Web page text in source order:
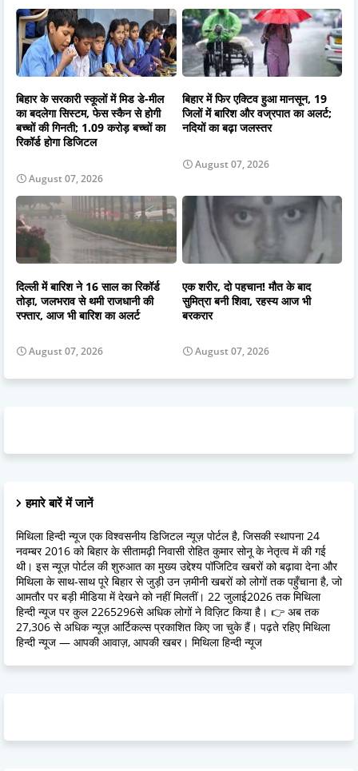
बिहार के सरकारी स्कूलों में मिड डे-मील
का बदलेगा सिस्टम, फेस स्कैन से होगी
बच्चों की गिनती; 1.09 करोड़ बच्चों का
रिकॉर्ड होगा डिजिटल
August 07, 2026
बिहार में फिर एक्टिव हुआ मानसून, 19
जिलों में बारिश और वज्रपात का अलर्ट;
नदियों का बढ़ा जलस्तर
August 07, 2026
दिल्ली में बारिश ने 16 साल का रिकॉर्ड
तोड़ा, जलभराव से थमी राजधानी की
रफ्तार, आज भी बारिश का अलर्ट
August 07, 2026
एक शरीर, दो पहचान! मौत के बाद
सुमित्रा बनी शिवा, रहस्य आज भी
बरकरार
August 07, 2026
हमारे बारें में जानें
मिथिला हिन्दी न्यूज एक विश्वसनीय डिजिटल न्यूज़ पोर्टल है, जिसकी स्थापना 24
नवम्बर 2016 को बिहार के सीतामढ़ी निवासी रोहित कुमार सोनू के नेतृत्व में की गई
थी। इस न्यूज़ पोर्टल की शुरुआत का मुख्य उद्देश्य पॉजिटिव खबरों को बढ़ावा देना और
मिथिला के साथ-साथ पूरे बिहार से जुड़ी उन ज़मीनी खबरों को लोगों तक पहुँचाना है, जो
आमतौर पर बड़ी मीडिया में देखने को नहीं मिलतीं। 22 जुलाई2026 तक मिथिला
हिन्दी न्यूज पर कुल 2265296से अधिक लोगों ने विज़िट किया है। 👉 अब तक
27,306 से अधिक न्यूज़ आर्टिकल्स प्रकाशित किए जा चुके हैं। पढ़ते रहिए मिथिला
हिन्दी न्यूज — आपकी आवाज़, आपकी खबर। मिथिला हिन्दी न्यूज